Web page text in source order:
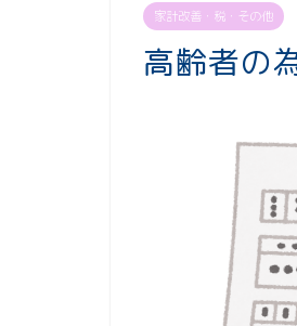
家計改善・税・その他
高齢者の